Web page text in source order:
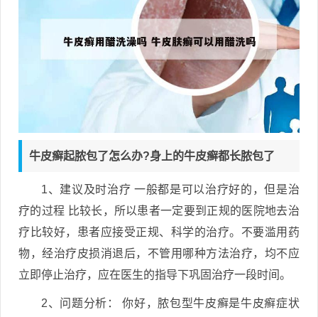
牛皮癣起脓包了怎么办?身上的牛皮癣都长脓包了
1、建议及时治疗 一般都是可以治疗好的，但是治
疗的过程 比较长，所以患者一定要到正规的医院地去治
疗比较好，患者应接受正规、科学的治疗。不要滥用药
物，经治疗皮损消退后，不管用哪种方法治疗，均不应
立即停止治疗，应在医生的指导下巩固治疗一段时间。
2、问题分析： 你好，脓包型牛皮癣是牛皮癣症状